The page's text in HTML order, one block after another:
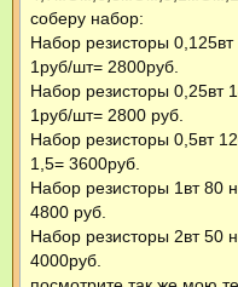
соберу набор:
Набор резисторы
1руб/шт= 2800руб.
Набор резисторы 0,25вт
1руб/шт= 2800 руб.
Набор резисторы 0,5вт
1,5= 3600руб.
Набор резисторы 1вт 80
4800 руб.
Набор резисторы 2вт 50
4000руб.